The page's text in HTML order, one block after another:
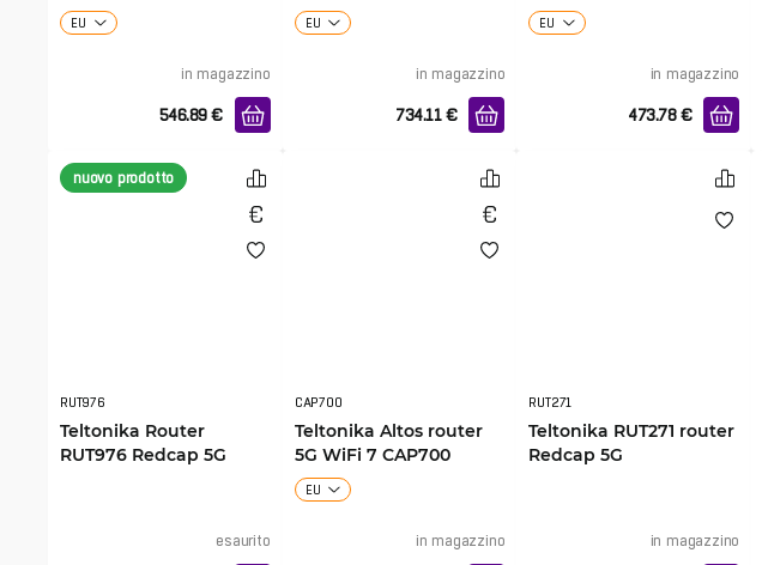
EU
in magazzino
546.89 €
EU
in magazzino
734.11 €
EU
in magazzino
473.78 €
nuovo prodotto
RUT976
Teltonika Router
RUT976 Redcap 5G
esaurito
CAP700
Teltonika Altos router
5G WiFi 7 CAP700
EU
in magazzino
RUT271
Teltonika RUT271 router
Redcap 5G
in magazzino